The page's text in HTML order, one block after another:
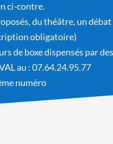
ci-contre.
du théâtre, un
obligatoire)
de boxe dispensés par
au : 07.64.24.95.77
numéro